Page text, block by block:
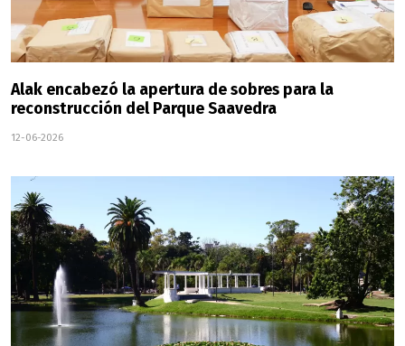
Alak encabezó la apertura de sobres para la
reconstrucción del Parque Saavedra
12-06-2026